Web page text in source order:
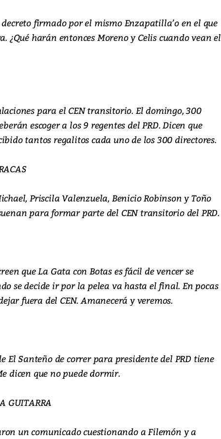
firmado por el mismo Enzapatilla’o en el que
¿Qué harán entonces Moreno y Celis cuando vean el
para el CEN transitorio. El domingo, 300
escoger a los 9 regentes del PRD. Dicen que
tantos regalitos cada uno de los 300 directores.
Priscila Valenzuela, Benicio Robinson y Toño
para formar parte del CEN transitorio del PRD.
que La Gata con Botas es fácil de vencer se
se decide ir por la pelea va hasta el final. En pocas
fuera del CEN. Amanecerá y veremos.
El Santeño de correr para presidente del PRD tiene
dicen que no puede dormir.
GUITARRA
un comunicado cuestionando a Filemón y a